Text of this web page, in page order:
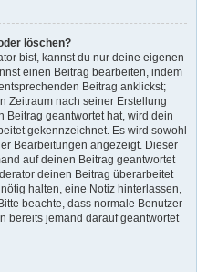
löschen?
bist, kannst du nur deine eigenen
einen Beitrag bearbeiten, indem
Beitrag anklickst;
Zeitraum nach seiner Erstellung
Beitrag geantwortet hat, wird dein
gekennzeichnet. Es wird sowohl
Bearbeitungen angezeigt. Dieser
auf deinen Beitrag geantwortet
deinen Beitrag überarbeitet
halten, eine Notiz hinterlassen,
beachte, dass normale Benutzer
bereits jemand darauf geantwortet